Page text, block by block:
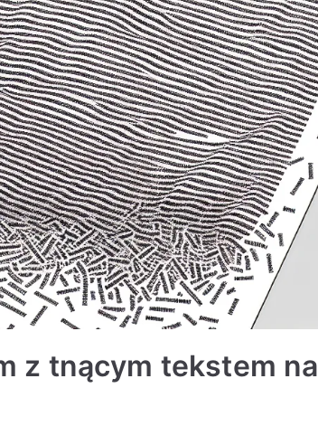
z tnącym tekstem na